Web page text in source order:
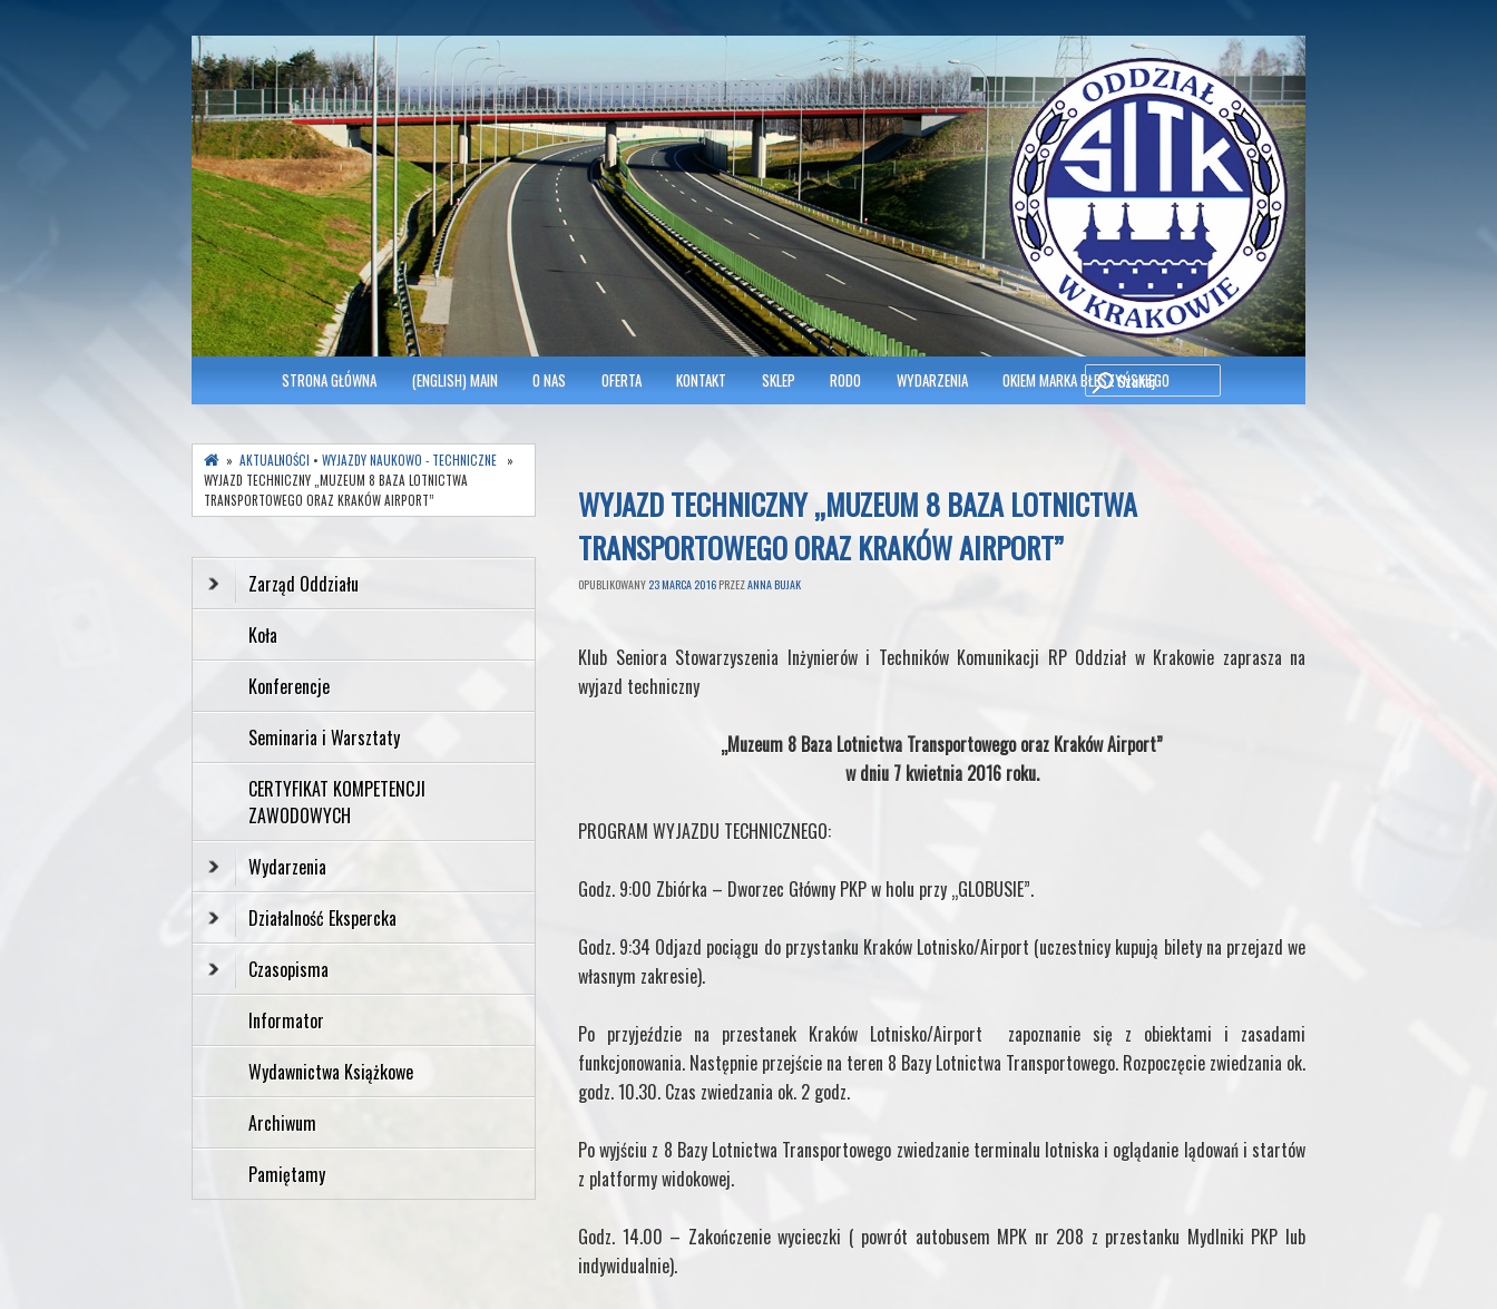
SITK RP Oddział w KRAKOWIE
Polish Association of Engineers & Technicians of Transportation
Szukaj
MENU GŁÓWNESTRONA GŁÓWNA (ENGLISH) MAIN O NAS OFERTA KONTAKT SKLEP RODO WYDARZENIA OKIEM MARKA BŁESZYŃSKIEGO
WYJAZD TECHNICZNY „MUZEUM 8 BAZA LOTNICTWA
TRANSPORTOWEGO ORAZ KRAKÓW AIRPORT”
OPUBLIKOWANY 23 MARCA 2016 PRZEZANNA BUJAK
Klub Seniora Stowarzyszenia Inżynierów i Techników Komunikacji RP Oddział w Krakowie zaprasza na
wyjazd techniczny
„Muzeum 8 Baza Lotnictwa Transportowego oraz Kraków Airport”
w dniu 7 kwietnia 2016 roku.
PROGRAM WYJAZDU TECHNICZNEGO:
Godz. 9:00 Zbiórka – Dworzec Główny PKP w holu przy „GLOBUSIE”.
Godz. 9:34 Odjazd pociągu do przystanku Kraków Lotnisko/Airport (uczestnicy kupują bilety na przejazd we
własnym zakresie).
Po przyjeździe na przestanek Kraków Lotnisko/Airport zapoznanie się z obiektami i zasadami
funkcjonowania. Następnie przejście na teren 8 Bazy Lotnictwa Transportowego. Rozpoczęcie zwiedzania ok.
godz. 10.30. Czas zwiedzania ok. 2 godz.
Po wyjściu z 8 Bazy Lotnictwa Transportowego zwiedzanie terminalu lotniska i oglądanie lądowań i startów
z platformy widokowej.
Godz. 14.00 – Zakończenie wycieczki ( powrót autobusem MPK nr 208 z przestanku Mydlniki PKP lub
indywidualnie).
» AKTUALNOŚCI • WYJAZDY NAUKOWO - TECHNICZNE »
WYJAZD TECHNICZNY „MUZEUM 8 BAZA LOTNICTWA
TRANSPORTOWEGO ORAZ KRAKÓW AIRPORT”
Zarząd Oddziału
Koła
Konferencje
Seminaria i Warsztaty
CERTYFIKAT KOMPETENCJI
ZAWODOWYCH
Wydarzenia
Działalność Ekspercka
Czasopisma
Informator
Wydawnictwa Książkowe
Archiwum
Pamiętamy